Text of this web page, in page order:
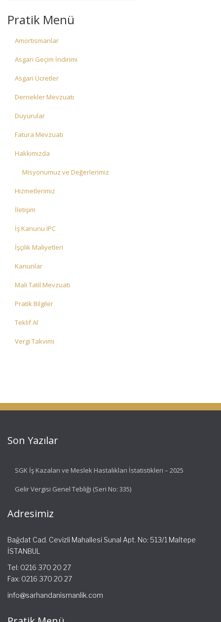
Pratik Menü
Amortismanlar
Asgari Geçim İndirimi
Asgari Ücretler
Dernekler Mevzuatı
Duyurular
Fatura Mevzuatı
Hakkımızda
Misyonumuz ve Değerlerimiz
Hizmetlerimiz
İletişim
İş Kanunu IPC
İşçilik Maliyetleri
Kanunlar
Mali Tatil Mevzuatı
Pratik Bilgiler
Teklif Al
Vergi Takvimi
Son Yazılar
SGK İş Kazaları ve Meslek Hastalıkları İstatistikleri – 2025
Gelir Vergisi Genel Tebliği (Seri No: 335)
Adresimiz
Bağdat Cad. Cevizli Mahallesi Sunal Apt. No: 513/1 Maltepe
İSTANBUL
Tel: 0216 370 20 27
Fax: 0216 370 20 27
info@sarhandanismanlik.com